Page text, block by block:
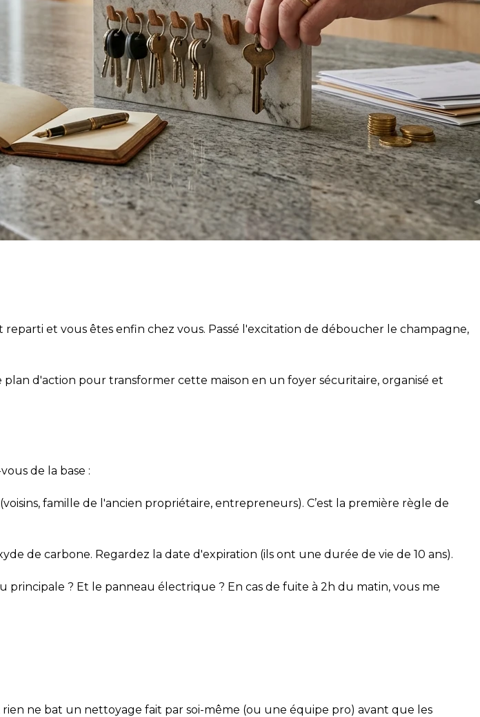
et vous êtes enfin chez vous. Passé l'excitation de déboucher le champagne,
d'action pour transformer cette maison en un foyer sécuritaire, organisé et
de la base :
famille de l'ancien propriétaire, entrepreneurs). C’est la première règle de
de carbone. Regardez la date d'expiration (ils ont une durée de vie de 10 ans).
principale ? Et le panneau électrique ? En cas de fuite à 2h du matin, vous me
ne bat un nettoyage fait par soi-même (ou une équipe pro) avant que les